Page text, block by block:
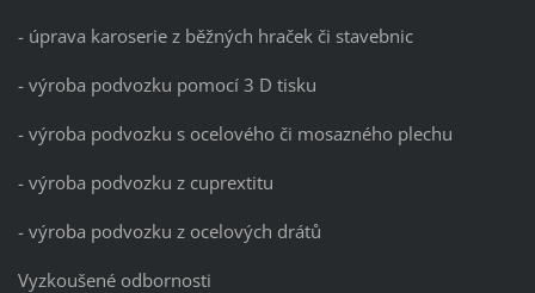
- úprava karoserie z běžných hraček či stavebnic
- výroba podvozku pomocí 3 D tisku
- výroba podvozku s ocelového či mosazného plechu
- výroba podvozku z cuprextitu
- výroba podvozku z ocelových drátů
Vyzkoušené odbornosti